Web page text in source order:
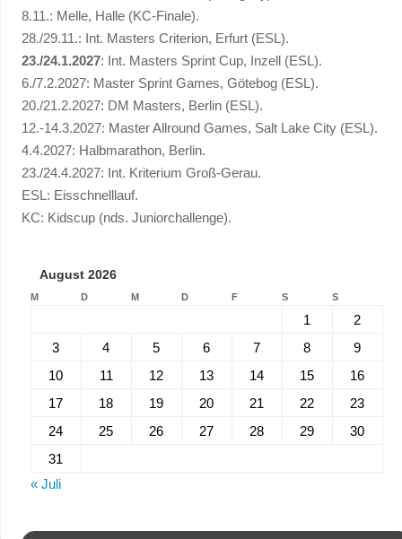
8.11.: Melle, Halle (KC-Finale).
28./29.11.: Int. Masters Criterion, Erfurt (ESL).
23./24.1.2027: Int. Masters Sprint Cup, Inzell (ESL).
6./7.2.2027: Master Sprint Games, Götebog (ESL).
20./21.2.2027: DM Masters, Berlin (ESL).
12.-14.3.2027: Master Allround Games, Salt Lake City (ESL).
4.4.2027: Halbmarathon, Berlin.
23./24.4.2027: Int. Kriterium Groß-Gerau.
ESL: Eisschnelllauf.
KC: Kidscup (nds. Juniorchallenge).
August 2026
M D M D F S S
1
2
3
4 5 6 7 8
9
10
11 12 13 14 15
16
17
18 19 20 21 22
23
24
25 26 27 28 29
30
31
« Juli